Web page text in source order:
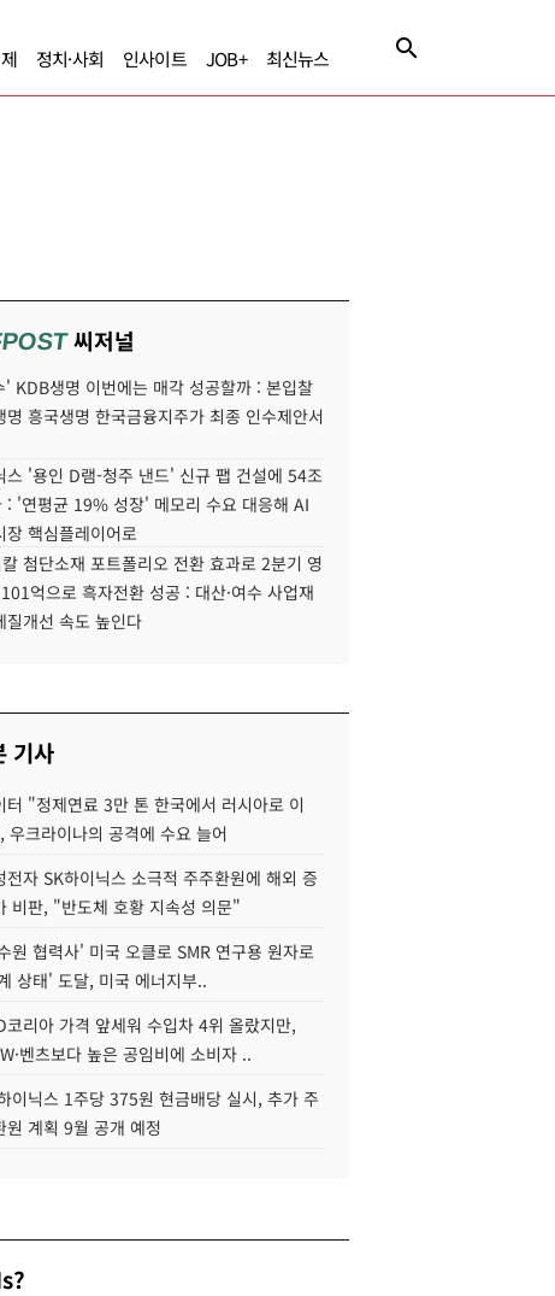
정치·사회 인사이트 JOB+ 최신뉴스
씨저널
' KDB생명 이번에는 매각 성공할까 : 본입찰
명 흥국생명 한국금융지주가 최종 인수제안서
스 '용인 D램-청주 낸드' 신규 팹 건설에 54조
: '연평균 19% 성장' 메모리 수요 대응해 AI
장 핵심플레이어로
첨단소재 포트폴리오 전환 효과로 2분기 영
억으로 흑자전환 성공 : 대산·여수 사업재
질개선 속도 높인다
기사
터 "정제연료 3만 톤 한국에서 러시아로 이
우크라이나의 공격에 수요 늘어
전자 SK하이닉스 소극적 주주환원에 해외 증
비판, "반도체 호황 지속성 의문"
원 협력사' 미국 오클로 SMR 연구용 원자로
상태' 도달, 미국 에너지부..
코리아 가격 앞세워 수입차 4위 올랐지만,
벤츠보다 높은 공임비에 소비자 ..
이닉스 1주당 375원 현금배당 실시, 추가 주
원 계획 9월 공개 예정